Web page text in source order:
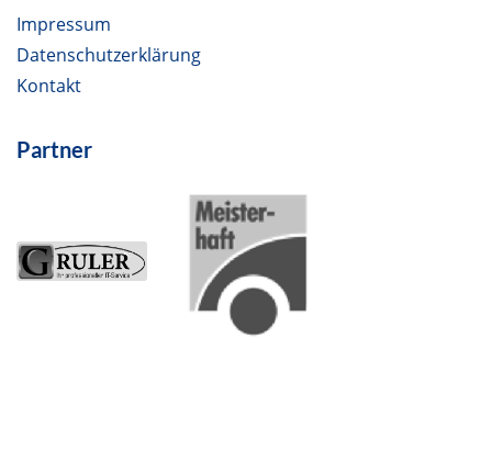
Impressum
Datenschutzerklärung
Kontakt
Partner